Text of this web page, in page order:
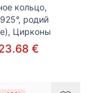
кольцо,
родий
Цирконы
€